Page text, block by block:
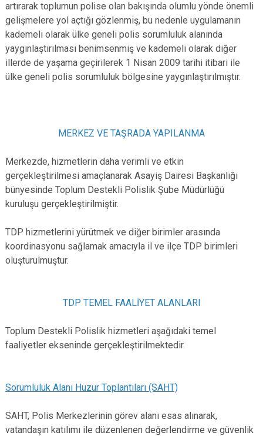
artırarak toplumun polise olan bakışında olumlu yönde önemli
gelişmelere yol açtığı gözlenmiş, bu nedenle uygulamanın
kademeli olarak ülke geneli polis sorumluluk alanında
yaygınlaştırılması benimsenmiş ve kademeli olarak diğer
illerde de yaşama geçirilerek 1 Nisan 2009 tarihi itibari ile
ülke geneli polis sorumluluk bölgesine yaygınlaştırılmıştır.
MERKEZ VE TAŞRADA YAPILANMA
Merkezde, hizmetlerin daha verimli ve etkin
gerçekleştirilmesi amaçlanarak Asayiş Dairesi Başkanlığı
bünyesinde Toplum Destekli Polislik Şube Müdürlüğü
kuruluşu gerçekleştirilmiştir.
TDP hizmetlerini yürütmek ve diğer birimler arasında
koordinasyonu sağlamak amacıyla il ve ilçe TDP birimleri
oluşturulmuştur.
TDP TEMEL FAALİYET ALANLARI
Toplum Destekli Polislik hizmetleri aşağıdaki temel
faaliyetler ekseninde gerçekleştirilmektedir.
Sorumluluk Alanı Huzur Toplantıları (SAHT)
SAHT, Polis Merkezlerinin görev alanı esas alınarak,
vatandaşın katılımı ile düzenlenen değerlendirme ve güvenlik